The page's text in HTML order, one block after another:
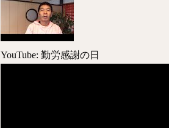
YouTube: 勤労感謝の日